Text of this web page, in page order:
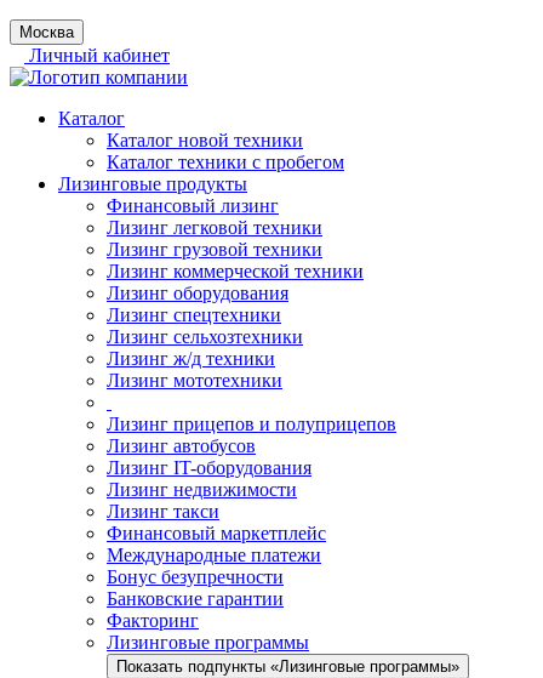
Москва
Личный кабинет
Каталог
Каталог новой техники
Каталог техники с пробегом
Лизинговые продукты
Финансовый лизинг
Лизинг легковой техники
Лизинг грузовой техники
Лизинг коммерческой техники
Лизинг оборудования
Лизинг спецтехники
Лизинг сельхозтехники
Лизинг ж/д техники
Лизинг мототехники
Лизинг прицепов и полуприцепов
Лизинг автобусов
Лизинг IT-оборудования
Лизинг недвижимости
Лизинг такси
Финансовый маркетплейс
Международные платежи
Бонус безупречности
Банковские гарантии
Факторинг
Лизинговые программы
Показать подпункты «Лизинговые программы»